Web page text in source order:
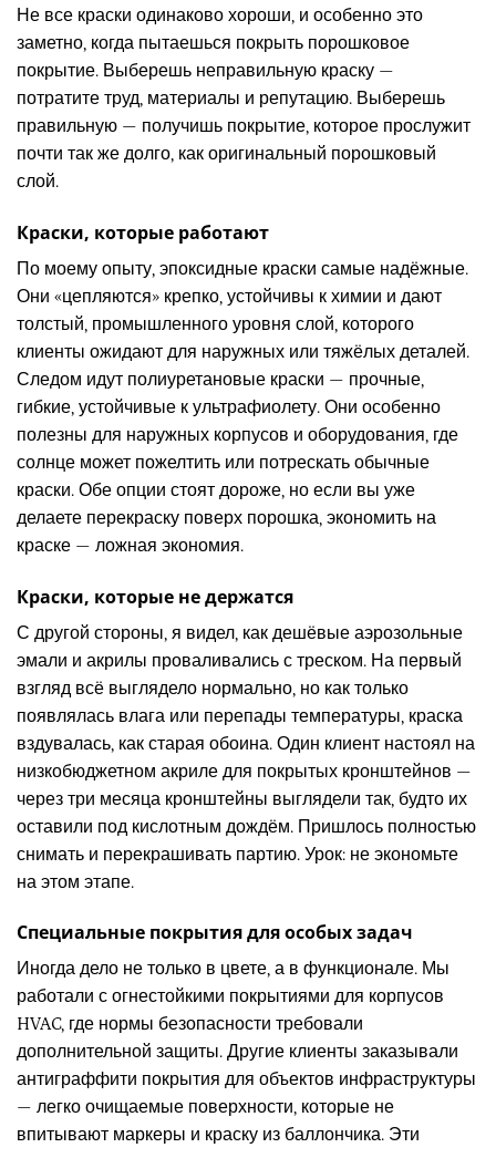
Не все краски одинаково хороши, и особенно это
заметно, когда пытаешься покрыть порошковое
покрытие. Выберешь неправильную краску —
потратите труд, материалы и репутацию. Выберешь
правильную — получишь покрытие, которое прослужит
почти так же долго, как оригинальный порошковый
слой.
Краски, которые работают
По моему опыту, эпоксидные краски самые надёжные.
Они «цепляются» крепко, устойчивы к химии и дают
толстый, промышленного уровня слой, которого
клиенты ожидают для наружных или тяжёлых деталей.
Следом идут полиуретановые краски — прочные,
гибкие, устойчивые к ультрафиолету. Они особенно
полезны для наружных корпусов и оборудования, где
солнце может пожелтить или потрескать обычные
краски. Обе опции стоят дороже, но если вы уже
делаете перекраску поверх порошка, экономить на
краске — ложная экономия.
Краски, которые не держатся
С другой стороны, я видел, как дешёвые аэрозольные
эмали и акрилы проваливались с треском. На первый
взгляд всё выглядело нормально, но как только
появлялась влага или перепады температуры, краска
вздувалась, как старая обоина. Один клиент настоял на
низкобюджетном акриле для покрытых кронштейнов —
через три месяца кронштейны выглядели так, будто их
оставили под кислотным дождём. Пришлось полностью
снимать и перекрашивать партию. Урок: не экономьте
на этом этапе.
Специальные покрытия для особых задач
Иногда дело не только в цвете, а в функционале. Мы
работали с огнестойкими покрытиями для корпусов
HVAC, где нормы безопасности требовали
дополнительной защиты. Другие клиенты заказывали
антиграффити покрытия для объектов инфраструктуры
— легко очищаемые поверхности, которые не
впитывают маркеры и краску из баллончика. Эти